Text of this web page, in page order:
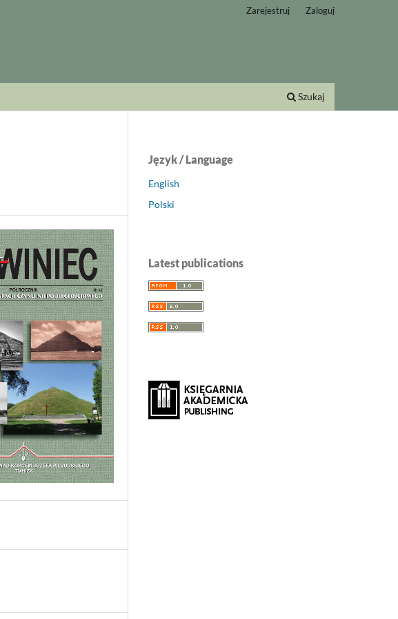
Szukaj
Zarejestruj Zaloguj
Język / Language
English
Polski
Latest publications